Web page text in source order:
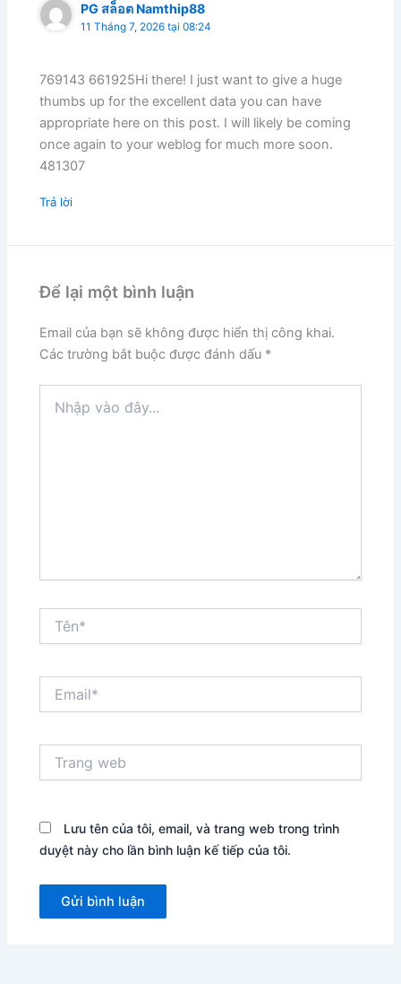
PG สล็อต Namthip88
11 Tháng 7, 2026 tại 08:24
769143 661925Hi there! I just want to give a huge
thumbs up for the excellent data you can have
appropriate here on this post. I will likely be coming
once again to your weblog for much more soon.
481307
Trả lời
Để lại một bình luận
Email của bạn sẽ không được hiển thị công khai.
Các trường bắt buộc được đánh dấu *
vào
web
Lưu tên của tôi, email, và trang web trong trình
duyệt này cho lần bình luận kế tiếp của tôi.